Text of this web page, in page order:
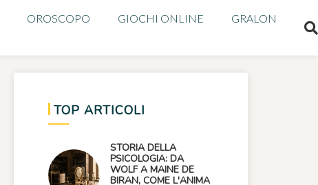
OROSCOPO GIOCHI ONLINE GRALON
TOP ARTICOLI
STORIA DELLA
PSICOLOGIA: DA
WOLF A MAINE DE
BIRAN, COME L'ANIMA